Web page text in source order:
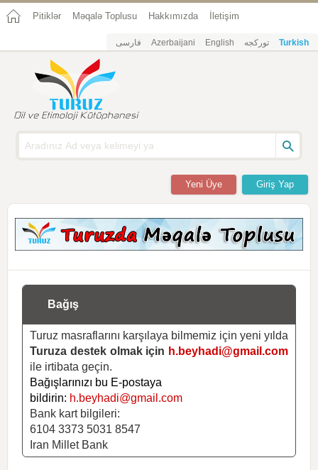
Pitiklər Məqalə Toplusu Hakkımızda İletişim
فارسی Azerbaijani English تورکجه Turkish
Giriş Yap
Yeni Üye
Bağış
Turuz masraflarını karşılaya bilmemiz için yeni yılda
Turuza destek olmak için h.beyhadi@gmail.com
ile irtibata geçin.
Bağışlarınızı bu E-postaya
bildirin: h.beyhadi@gmail.com
Bank kart bilgileri:
6104 3373 5031 8547
Iran Millet Bank